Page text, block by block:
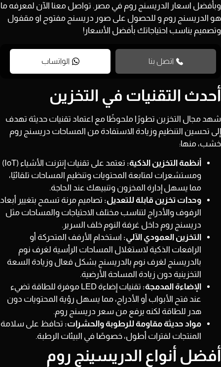
وبأفضل اسعار الدريسنج روم في مصر. تواصل معنا الآن لمعرفه ما
هو الدريسنج روم و للحصول على صور دريسنج مفتوح او مقفول
وتصميم يناسب احتياجاتك بأفضل الأسعار!
اتصل بنا الواتساب
أحدث التقنيات في التخزين
شهد مجال التخزين تطورًا ملحوظًا مع اعتماد تقنيات حديثة تهدف
إلى تحسين التنظيم وزيادة الاستفادة من المساحات دريسنج روم
خشب، منها:
أنظمة التخزين الذكية:
تعتمد على تقنيات إنترنت الأشياء (IoT)
ومستشعرات لمتابعة المحتويات وتنظيم المساحات تلقائيًا،
مما يسهل إدارة المخزون وتنبيهك عند الحاجة.
وحدات تخزين قابلة للتعديل: تصاميم مرنة تسمح بتغيير أبعاد
الرفوف والأدراج لتناسب مختلف الاحتياجات والمساحات مثل
دريسنج روم داخل غرفة النوم خلف السرير.
التخزين العمودي الآلي: استخدام الأرفف المتحركة أو
الرافعات الذكية لاستغلال المساحات الرأسية لغرف نوم
بالدريسنج لغرف نوم بالدريسنج بشكل فعال وزيادة السعة
التخزينية دون زيادة المساحة الأرضية.
الإضاءة المدمجة:
تقنيات إضاءة LED موفرة للطاقة تضيء
عند فتح الأبواب أو الأدراج، مما يسهل رؤية المحتويات دون
هدر للطاقة لكنه يرفع من سعر دريسنج روم.
مواد حديثة مقاومة للرطوبة والحشرات: تحافظ على سلامة
المنتجات لفترات أطول، خصوصًا في البيئات الرطبة.
أفضل أنواع الدريسينج روم